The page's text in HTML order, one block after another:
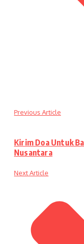
Previous Article
Kirim Doa Untuk
Nusantara
Next Article